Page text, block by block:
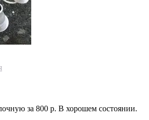
за 800 р. В хорошем состоянии.